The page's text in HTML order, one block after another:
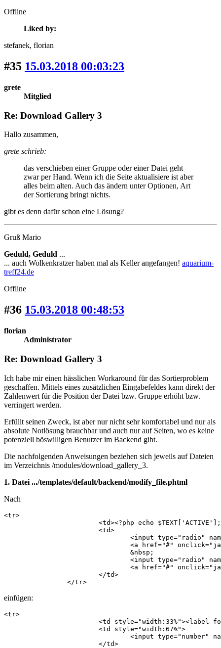
Offline
Liked by:
stefanek, florian
#35 15.03.2018 00:03:23
grete
Mitglied
Re: Download Gallery 3
Hallo zusammen,
grete schrieb:
das verschieben einer Gruppe oder einer Datei geht
zwar per Hand. Wenn ich die Seite aktualisiere ist aber
alles beim alten. Auch das ändern unter Optionen, Art
der Sortierung bringt nichts.
gibt es denn dafür schon eine Lösung?
Gruß Mario
Geduld, Geduld ...
... auch Wolkenkratzer haben mal als Keller angefangen! aquarium-
treff24.de
Offline
#36 15.03.2018 00:48:53
florian
Administrator
Re: Download Gallery 3
Ich habe mir einen hässlichen Workaround für das Sortierproblem
geschaffen. Mittels eines zusätzlichen Eingabefeldes kann direkt der
Zahlenwert für die Position der Datei bzw. Gruppe erhöht bzw.
verringert werden.
Erfüllt seinen Zweck, ist aber nur nicht sehr komfortabel und nur als
absolute Notlösung brauchbar und auch nur auf Seiten, wo es keine
potenziell böswilligen Benutzer im Backend gibt.
Die nachfolgenden Anweisungen beziehen sich jeweils auf Dateien
im Verzeichnis /modules/download_gallery_3.
1. Datei .../templates/default/backend/modify_file.phtml
Nach
<tr>
    		</tr>
einfügen:
<tr>